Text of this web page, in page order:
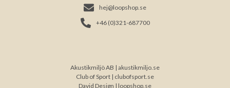
hej@loopshop.se
+46 (0)321-687700
Akustikmiljö AB | akustikmiljo.se
Club of Sport | clubofsport.se
David Design | loopshop.se